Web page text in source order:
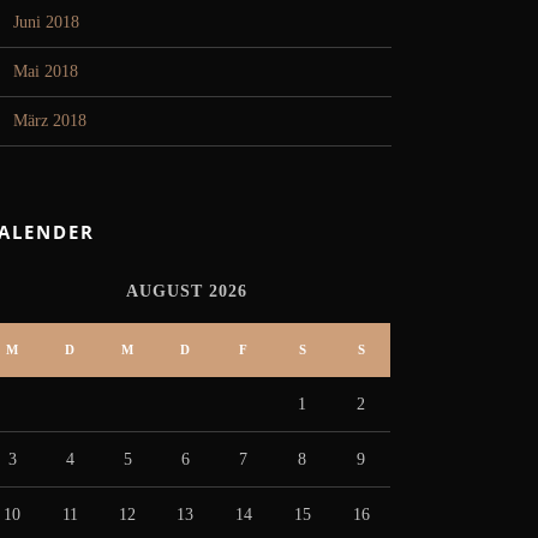
Juni 2018
Mai 2018
März 2018
AUGUST 2026
M D M D F S S
1 2
3 4 5 6 7 8 9
10 11 12 13 14 15 16